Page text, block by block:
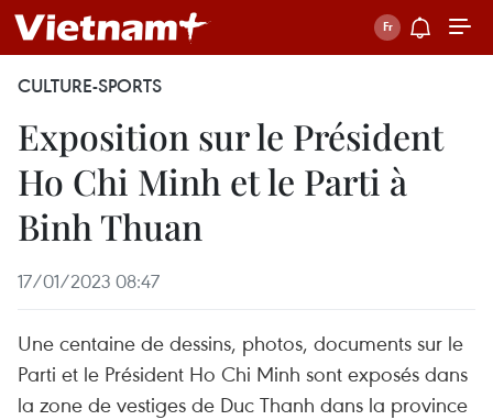
CULTURE-SPORTS
Exposition sur le Président
Ho Chi Minh et le Parti à
Binh Thuan
17/01/2023 08:47
Une centaine de dessins, photos, documents sur le
Parti et le Président Ho Chi Minh sont exposés dans
la zone de vestiges de Duc Thanh dans la province